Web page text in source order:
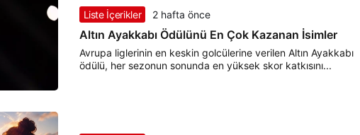
Liste İçerikler 2 hafta önce
Altın Ayakkabı Ödülünü En Çok Kazanan İsimler
Avrupa liglerinin en keskin golcülerine verilen Altın Ayakkabı
ödülü, her sezonun sonunda en yüksek skor katkısını...